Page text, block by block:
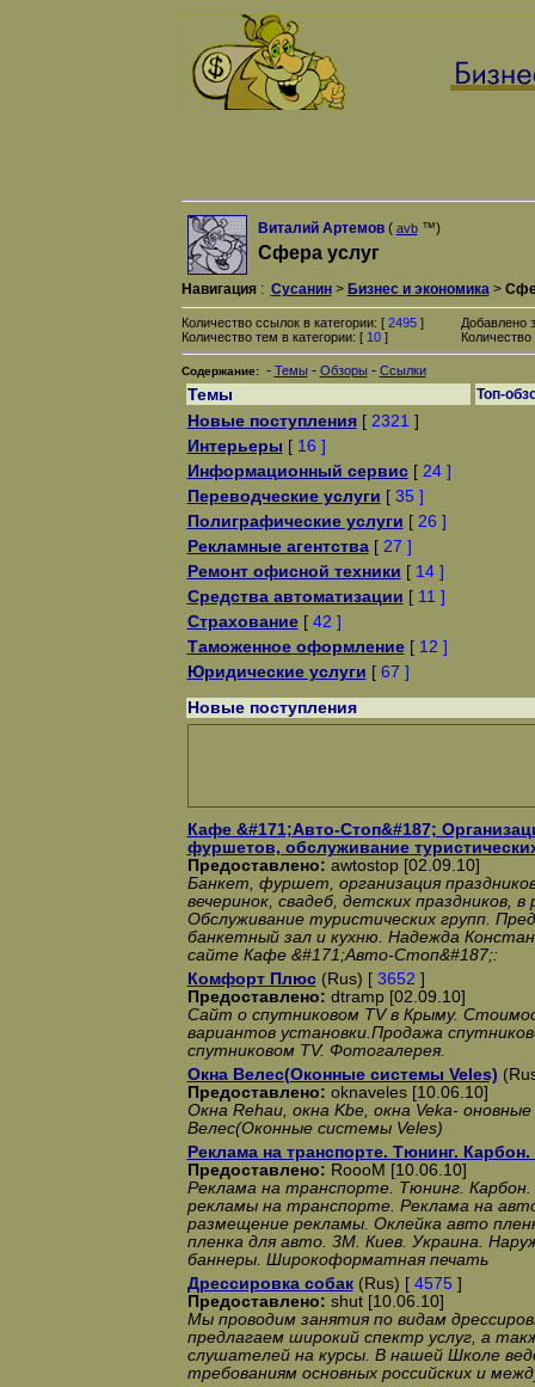
Виталий Артемов( avb™)
Сфера услуг
Навигация: Сусанин> Бизнес и экономика>
Количество ссылок в категории: [ 2495]
Количество тем в категории: [ 10]
Добавлено
Содержание: - Темы - Обзоры - Ссылки
Темы Топ-
Новые поступления[ 2321 ]
Интерьеры [ 16 ]
Информационный сервис[ 24 ]
Переводческие услуги [ 35 ]
Полиграфические услуги [ 26 ]
Рекламные агентства[ 27 ]
Ремонт офисной техники [ 14 ]
Средства автоматизации [ 11 ]
Страхование[ 42 ]
Таможенное оформление[ 12 ]
Юридические услуги [ 67 ]
Новые поступления
Кафе &#171;Авто-Стоп&#187;
фуршетов, обслуживание
Предоставлено: awtostop [02.09.10]
Банкет, фуршет, организация
вечеринок, свадеб, детских праздников,
Обслуживание туристических групп.
банкетный зал и кухню. Надежда
сайте Кафе &#171;Авто-Стоп&#187;:
Комфорт Плюс(Rus) [ 3652 ]
Предоставлено: dtramp [02.09.10]
Сайт о спутниковом TV в Крыму.
вариантов установки.Продажа
спутниковом TV. Фотогалерея.
Окна Велес(Оконные системы Veles)
Предоставлено: oknaveles [10.06.10]
Окна Rehau, окна Kbe, окна Veka-
Велес(Оконные системы Veles)
Реклама на транспорте. Тюнинг.
Предоставлено: RoooM [10.06.10]
Реклама на транспорте. Тюнинг. Карбон.
рекламы на транспорте. Реклама на
размещение рекламы. Оклейка авто
пленка для авто. 3М. Киев. Украина.
баннеры. Широкоформатная печать
Дрессировка собак(Rus) [ 4575 ]
Предоставлено: shut [10.06.10]
Мы проводим занятия по видам
предлагаем широкий спектр услуг, а
слушателей на курсы. В нашей Школе
требованиям основных российских и